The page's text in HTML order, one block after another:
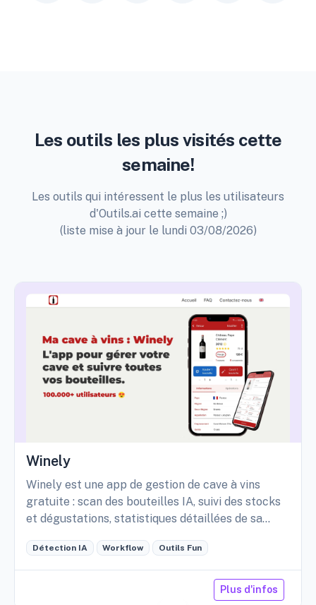
Les outils les plus visités cette
semaine!
Les outils qui intéressent le plus les utilisateurs
d'Outils.ai cette semaine ;)
(liste mise à jour le lundi 03/08/2026)
Winely
Winely est une app de gestion de cave à vins
gratuite : scan des bouteilles IA, suivi des stocks
et dégustations, statistiques détaillées de sa
Détection IA Workflow Outils Fun
Plus d'infos